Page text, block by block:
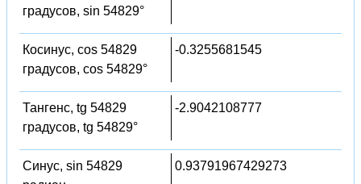
градусов, sin 54829°
Косинус, cos 54829
градусов, cos 54829°
-0.3255681545
Тангенс, tg 54829
градусов, tg 54829°
-2.9042108777
Синус, sin 54829
0.93791967429273